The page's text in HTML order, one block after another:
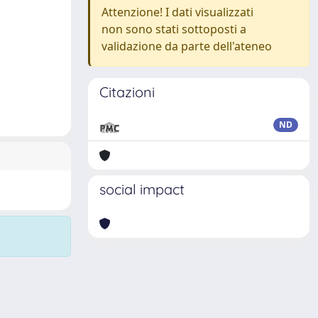
Attenzione! I dati visualizzati
non sono stati sottoposti a
validazione da parte dell'ateneo
Citazioni
ND
social impact